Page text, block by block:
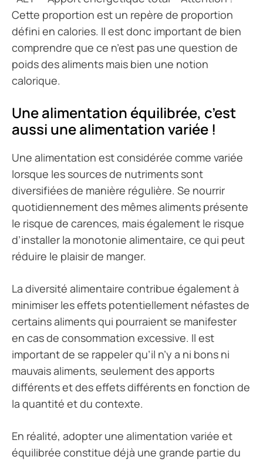
Cette proportion est un repère de proportion
défini en calories. Il est donc important de bien
comprendre que ce n’est pas une question de
poids des aliments mais bien une notion
calorique.
Une alimentation équilibrée, c’est
aussi une alimentation variée !
Une alimentation est considérée comme variée
lorsque les sources de nutriments sont
diversifiées de manière régulière. Se nourrir
quotidiennement des mêmes aliments présente
le risque de carences, mais également le risque
d’installer la monotonie alimentaire, ce qui peut
réduire le plaisir de manger.
La diversité alimentaire contribue également à
minimiser les effets potentiellement néfastes de
certains aliments qui pourraient se manifester
en cas de consommation excessive. Il est
important de se rappeler qu’il n’y a ni bons ni
mauvais aliments, seulement des apports
différents et des effets différents en fonction de
la quantité et du contexte.
En réalité, adopter une alimentation variée et
équilibrée constitue déjà une grande partie du